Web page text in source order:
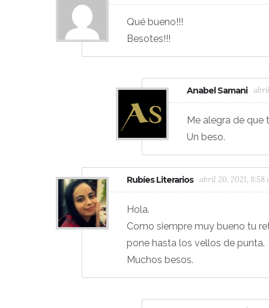
Qué bueno!!!
Besotes!!!
Anabel Samani
Me alegra de que
Un beso.
Rubíes Literarios abril 20, 2021, 8:58
Hola.
Como siempre muy bueno tu
pone hasta los vellos de punta.
Muchos besos.